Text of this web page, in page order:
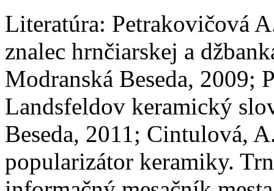
Literatúra: Petrakovičová
znalec hrnčiarskej a
Modranská Beseda, 2009;
Landsfeldov keramický
Beseda, 2011; Cintulová,
popularizátor keramiky.